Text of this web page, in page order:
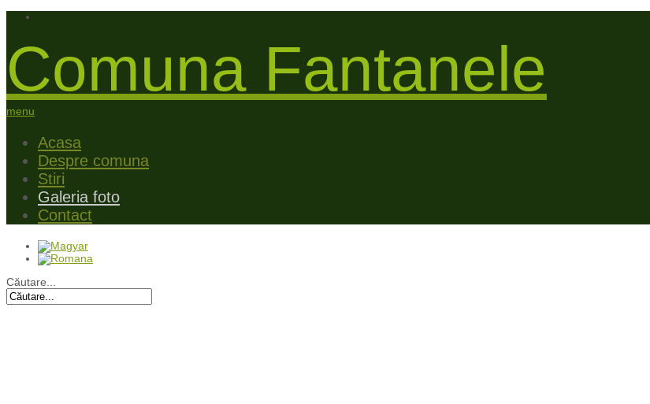
Comuna Fantanele
menu
Acasa
Despre comuna
Stiri
Galeria foto
Contact
Căutare...